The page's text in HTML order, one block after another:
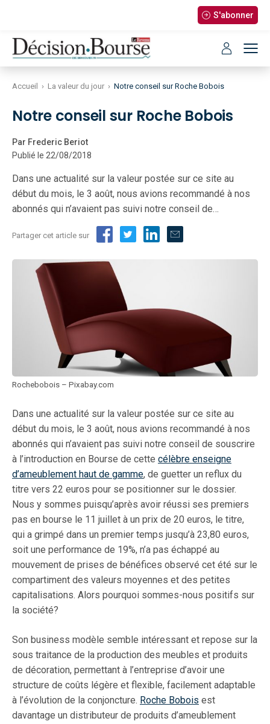
S'abonner
Accueil › La valeur du jour › Notre conseil sur Roche Bobois
Notre conseil sur Roche Bobois
Par Frederic Beriot
Publié le 22/08/2018
Dans une actualité sur la valeur postée sur ce site au
début du mois, le 3 août, nous avions recommandé à nos
abonnés qui n’avaient pas suivi notre conseil de…
Partager cet article sur
Rochebobois – Pixabay.com
Dans une actualité sur la valeur postée sur ce site au
début du mois, le 3 août, nous avions recommandé à nos
abonnés qui n’avaient pas suivi notre conseil de souscrire
à l’introduction en Bourse de cette célèbre enseigne
d’ameublement haut de gamme, de guetter un reflux du
titre vers 22 euros pour se positionner sur le dossier.
Nous y sommes puisqu’après avoir réussi ses premiers
pas en bourse le 11 juillet à un prix de 20 euros, le titre,
qui a grimpé dans un premier temps jusqu’à 23,80 euros,
soit une performance de 19%, n’a pas échappé au
mouvement de prises de bénéfices observé cet été sur le
compartiment des valeurs moyennes et des petites
capitalisations. Alors pourquoi sommes-nous positifs sur
la société?
Son business modèle semble intéressant et repose sur la
sous traitance de la production des meubles et produits
de décoration, permettant à l’entreprise d’avoir une
structure de coûts légère et flexible, facilement adaptable
à l’évolution de la conjoncture. Roche Bobois est
davantage un distributeur de produits d’ameublement